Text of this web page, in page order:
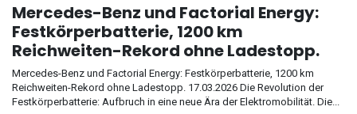
Mercedes-Benz und Factorial Energy:
Festkörperbatterie, 1200 km
Reichweiten-Rekord ohne Ladestopp.
Mercedes-Benz und Factorial Energy: Festkörperbatterie, 1200 km
Reichweiten-Rekord ohne Ladestopp. 17.03.2026 Die Revolution der
Festkörperbatterie: Aufbruch in eine neue Ära der Elektromobilität. Die...